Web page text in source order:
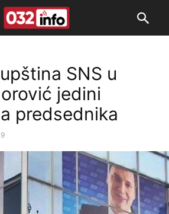
SNS u
jedini
predsednika